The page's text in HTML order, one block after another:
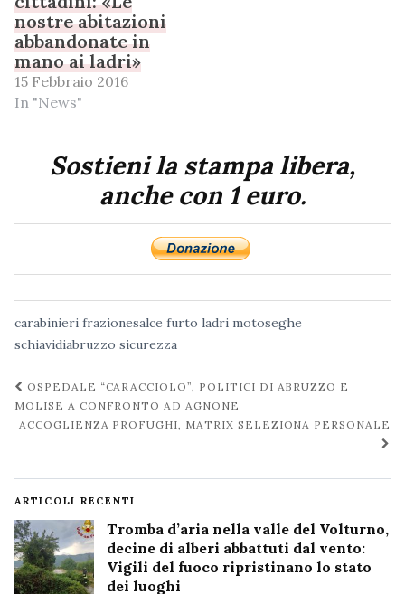
nostre abitazioni
abbandonate in
mano ai ladri»
15 Febbraio 2016
In "News"
Sostieni la stampa libera,
anche con 1 euro.
carabinieri frazionesalce furto ladri motoseghe
schiavidiabruzzo sicurezza
Navigazione
post
OSPEDALE “CARACCIOLO”, POLITICI DI ABRUZZO E
MOLISE A CONFRONTO AD AGNONE
ACCOGLIENZA PROFUGHI, MATRIX SELEZIONA PERSONALE
ARTICOLI RECENTI
Tromba d’aria nella valle del Volturno,
decine di alberi abbattuti dal vento:
Vigili del fuoco ripristinano lo stato
dei luoghi